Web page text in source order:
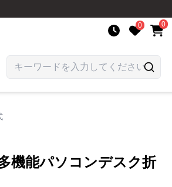
0 0
機能パソコンデスク折